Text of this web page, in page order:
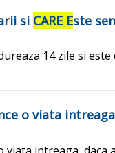
si CARE Este
14 zile si
o viata